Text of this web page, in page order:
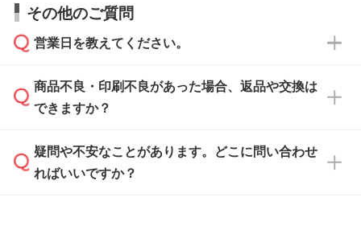
い合わせください。
なお、印刷用データの作り方に関する詳細は、
から添付してお送りください。
・解像度の低いデータをトレース/調整してほ
しい
解像度の低い画像や、手書きのイラスト、写真
などを、印刷に適したベクターデータに変換し
・フルカラーデータを1色に変換してほしい
相談いただきますと、担当スタッフがお客様の
ご希望や商品の本体色を確認し、印刷色をご提
本体色がブラック、ネイビーなど濃色の場合は
白色か淡い色の印刷色をおすすめしておりま
す。
本体色がナチュラルなど淡色の場合、印刷をく
っきりと目立たせたいときは濃い印刷色が、柔
らかい雰囲気にしたいときは淡い印刷色が映え
その他のご質問
営業日を教えてください。
営業日は平日の10:00～18:00で、土日祝日はお
休みとなります。注文・見積・お問い合わせ
速やかに対応いたします。
商品不良・印刷不良があった場合、返品や交換は
できますか？
お手数をお掛けいたしますが、至急担当スタッ
フまでご連絡ください。商品の状況を確認し、
疑問や不安なことがあります。どこに問い合わせ
ればいいですか？